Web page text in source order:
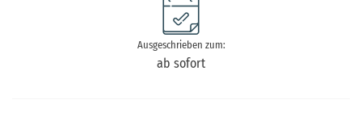
Ausgeschrieben zum:
ab sofort